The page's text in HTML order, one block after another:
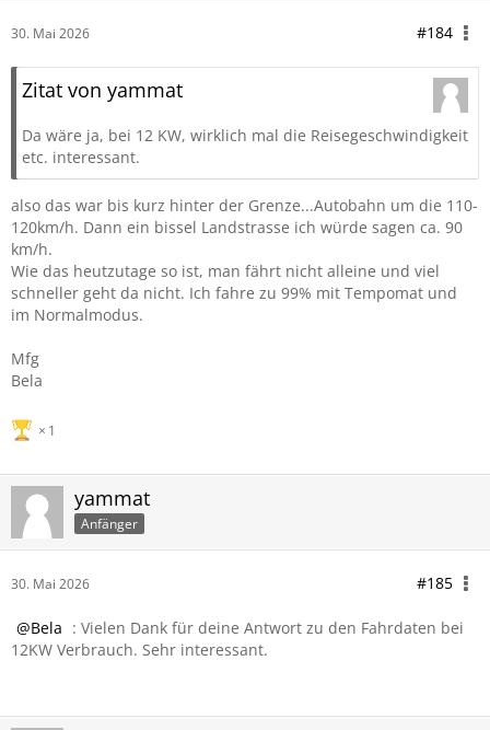
30. Mai 2026 #184
Zitat von yammat
Da wäre ja, bei 12 KW, wirklich mal die Reisegeschwindigkeit
etc. interessant.
also das war bis kurz hinter der Grenze...Autobahn um die 110-
120km/h. Dann ein bissel Landstrasse ich würde sagen ca. 90
km/h.
Wie das heutzutage so ist, man fährt nicht alleine und viel
schneller geht da nicht. Ich fahre zu 99% mit Tempomat und
im Normalmodus.
Mfg
Bela
1
yammat
Anfänger
30. Mai 2026 #185
Bela : Vielen Dank für deine Antwort zu den Fahrdaten bei
12KW Verbrauch. Sehr interessant.